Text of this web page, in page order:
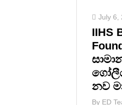
July 6,
IIHS
නව
By ED